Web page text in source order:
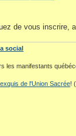
de vous inscrire,
social
les manifestants
de l'Union Sacrée!